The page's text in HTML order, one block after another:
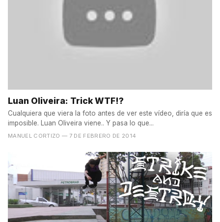
Luan Oliveira: Trick WTF!?
Cualquiera que viera la foto antes de ver este vídeo, diría que es
imposible. Luan Oliveira viene.. Y pasa lo que...
MANUEL CORTIZO — 7 DE FEBRERO DE 2014